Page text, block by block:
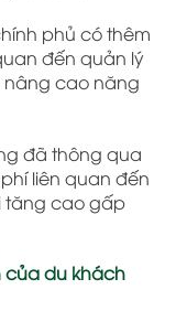
phủ có thêm
đến quản lý
nâng cao năng
đã thông qua
liên quan đến
tăng cao gấp
của du khách